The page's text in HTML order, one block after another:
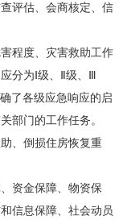
评估、会商核定、信
程度、灾害救助工作
分为Ⅰ级、Ⅱ级、Ⅲ
了各级应急响应的启
部门的工作任务。
、倒损住房恢复重
资金保障、物资保
信息保障、社会动员